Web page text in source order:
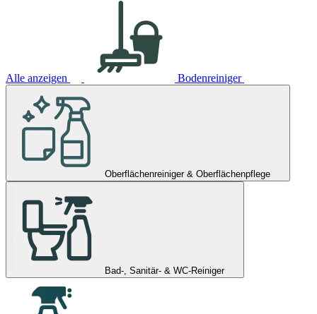
Alle anzeigen Bodenreiniger
Oberflächenreiniger & Oberflächenpflege
Bad-, Sanitär- & WC-Reiniger